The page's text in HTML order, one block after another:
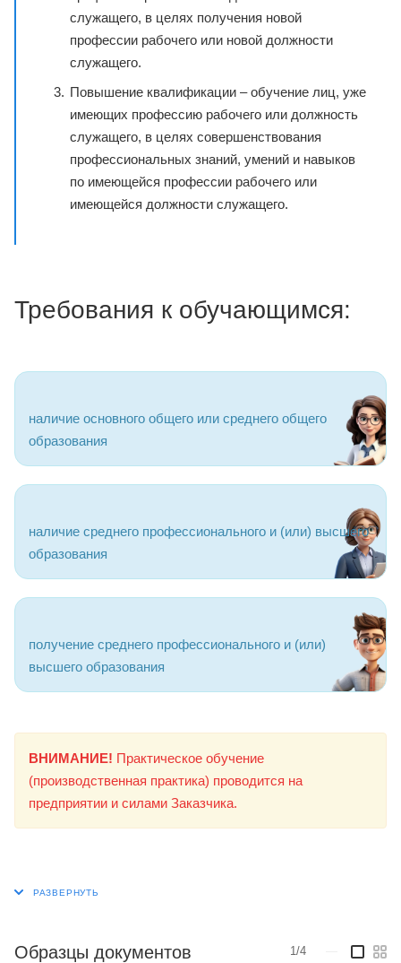
служащего, в целях получения новой
профессии рабочего или новой должности
служащего.
Повышение квалификации – обучение лиц, уже
имеющих профессию рабочего или должность
служащего, в целях совершенствования
профессиональных знаний, умений и навыков
по имеющейся профессии рабочего или
имеющейся должности служащего.
Требования к обучающимся:
наличие основного общего или среднего общего
образования
наличие среднего профессионального и (или) высшего
образования
получение среднего профессионального и (или)
высшего образования
ВНИМАНИЕ! Практическое обучение
(производственная практика) проводится на
предприятии и силами Заказчика.
Образцы документов 1/4